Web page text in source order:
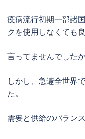
疫病流行初期一部諸
クを使用しなくても
言ってませんでした
しかし、急遽全世界
た。
需要と供給のバラン